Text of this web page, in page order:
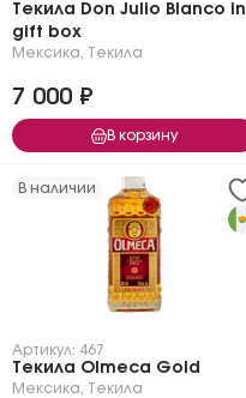
Текила Don Julio Blanco in
gift box
Мексика Текила
7 000 ₽
В корзину
В наличии
Артикул: 467
Текила Olmeca Gold
Мексика Текила